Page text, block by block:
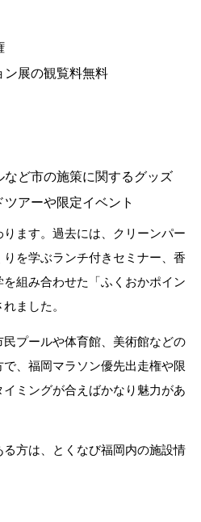
ン展の観覧料無料
ど市の施策に関するグッズ
アーや限定イベント
ます。過去には、クリーンパー
を学ぶランチ付きセミナー、香
組み合わせた「ふくおかポイン
ました。
プールや体育館、美術館などの
、福岡マラソン優先出走権や限
ミングが合えばかなり魅力があ
方は、とくなび福岡内の施設情